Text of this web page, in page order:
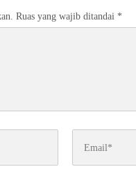
Ruas yang wajib ditandai *